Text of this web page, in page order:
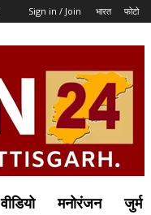
Sign in / Join भारत फोटो
वीडियो मनोरंजन जुर्म